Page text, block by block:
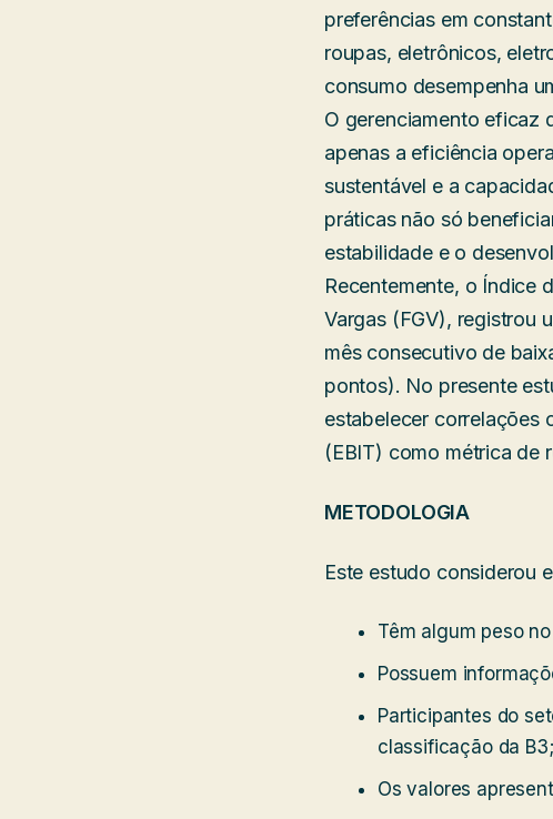
preferências em
roupas, eletrônicos,
consumo desempenha
O gerenciamento eficaz
apenas a eficiência
sustentável e a
práticas não só
estabilidade e o
Recentemente, o Índice
Vargas (FGV), registrou
mês consecutivo de
pontos). No presente
estabelecer correlações
(EBIT) como métrica de
METODOLOGIA
Este estudo considerou
Têm algum peso
Possuem
Participantes do
classificação da B3;
Os valores